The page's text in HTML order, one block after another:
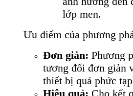
lớp men.
Ưu điểm của phương
Đơn giản: Phương
tương đối đơn giản
thiết bị quá phức
Hiệu quả: Cho kết